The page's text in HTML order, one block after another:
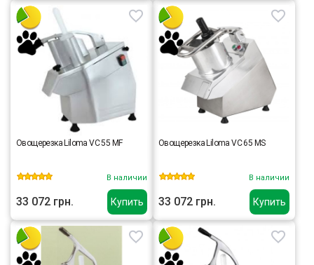
Купить
Овощерезка Liloma VC 55 MF
В наличии
33 072 грн. Купить
Овощерезка Liloma VC 65 MS
В наличии
33 072 грн.